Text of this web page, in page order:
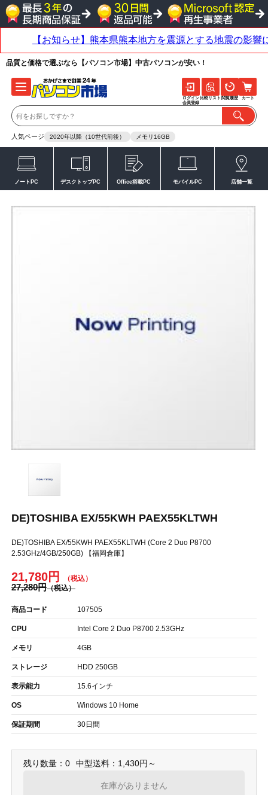
品質と価格で選ぶなら【パソコン市場】中古パソコンが安い！
人気ページ 2020年以降（10世代前後） メモリ16GB
ログイン
会員登録
比較リスト 閲覧履歴 カート
ノートPC デスクトップPC Office搭載PC モバイルPC 店舗一覧
DE)TOSHIBA EX/55KWH PAEX55KLTWH
DE)TOSHIBA EX/55KWH PAEX55KLTWH (Core 2 Duo P8700
2.53GHz/4GB/250GB) 【福岡倉庫】
21,780円
27,280円
商品コード 107505
CPU Intel Core 2 Duo P8700 2.53GHz
メモリ 4GB
ストレージ HDD 250GB
表示能力 15.6インチ
OS Windows 10 Home
保証期間 30日間
残り数量：0 中型送料：1,430円～
在庫がありません